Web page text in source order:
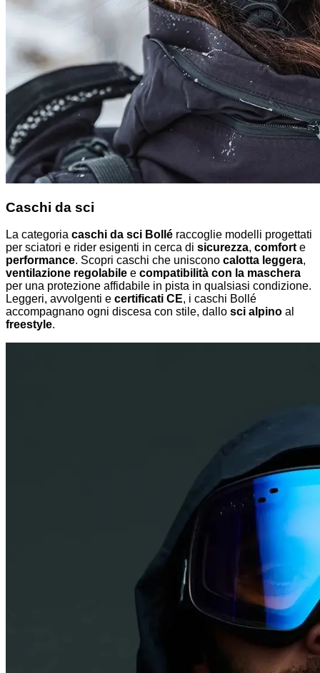
Caschi da sci
La categoria caschi da sci Bollé raccoglie modelli progettati
per sciatori e rider esigenti in cerca di sicurezza, comfort e
performance. Scopri caschi che uniscono calotta leggera,
ventilazione regolabile e compatibilità con la maschera
per una protezione affidabile in pista in qualsiasi condizione.
Leggeri, avvolgenti e certificati CE, i caschi Bollé
accompagnano ogni discesa con stile, dallo sci alpino al
freestyle.